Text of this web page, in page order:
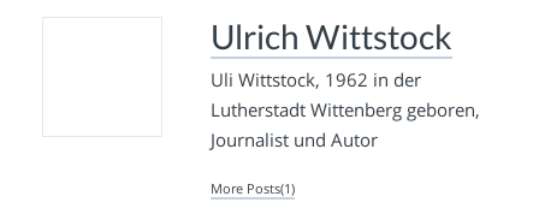
Ulrich Wittstock
Uli Wittstock, 1962 in der
Lutherstadt Wittenberg geboren,
Journalist und Autor
More Posts(1)